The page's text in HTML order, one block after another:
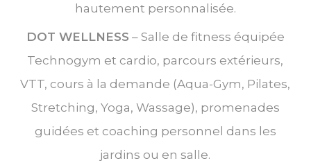
hautement personnalisée.
DOT WELLNESS – Salle de fitness équipée
Technogym et cardio, parcours extérieurs,
VTT, cours à la demande (Aqua-Gym, Pilates,
Stretching, Yoga, Wassage), promenades
guidées et coaching personnel dans les
jardins ou en salle.